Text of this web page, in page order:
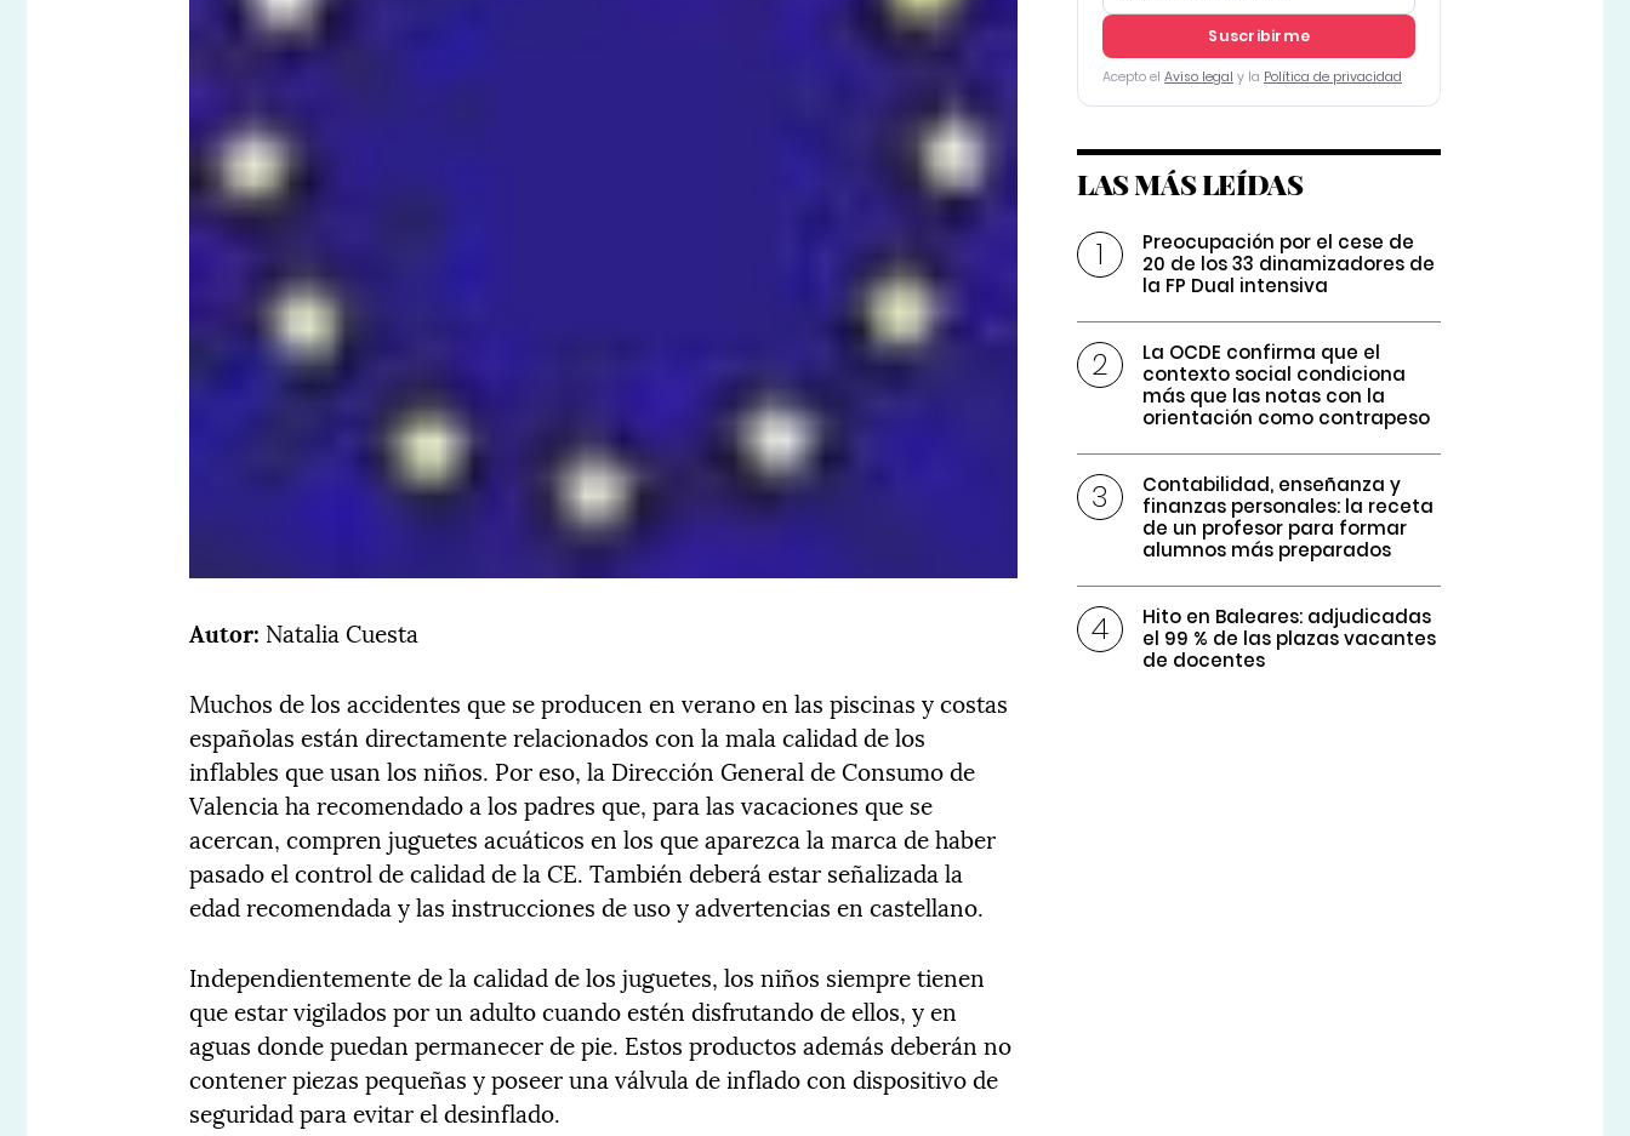
Autor: Natalia Cuesta
Muchos de los accidentes que se producen en verano en las piscinas y costas
españolas están directamente relacionados con la mala calidad de los
inflables que usan los niños. Por eso, la Dirección General de Consumo de
Valencia ha recomendado a los padres que, para las vacaciones que se
acercan, compren juguetes acuáticos en los que aparezca la marca de haber
pasado el control de calidad de la CE. También deberá estar señalizada la
edad recomendada y las instrucciones de uso y advertencias en castellano.
Independientemente de la calidad de los juguetes, los niños siempre tienen
que estar vigilados por un adulto cuando estén disfrutando de ellos, y en
aguas donde puedan permanecer de pie. Estos productos además deberán no
contener piezas pequeñas y poseer una válvula de inflado con dispositivo de
seguridad para evitar el desinflado.
Suscribirme
Acepto el Aviso legal y la Política de privacidad
LAS MÁS LEÍDAS
Preocupación por el cese de
20 de los 33 dinamizadores de
la FP Dual intensiva
La OCDE confirma que el
contexto social condiciona
más que las notas con la
orientación como contrapeso
Contabilidad, enseñanza y
finanzas personales: la receta
de un profesor para formar
alumnos más preparados
Hito en Baleares: adjudicadas
el 99 % de las plazas vacantes
de docentes